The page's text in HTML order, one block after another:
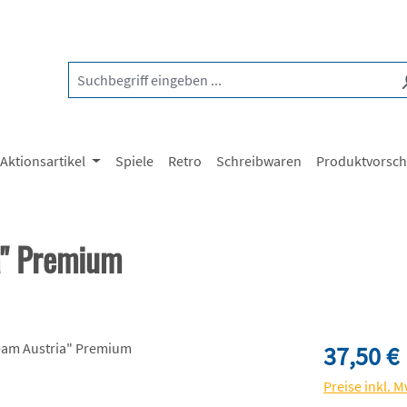
Aktionsartikel Spiele Retro Schreibwaren
Premium
Regulärer
37,50 €
Preise inkl.